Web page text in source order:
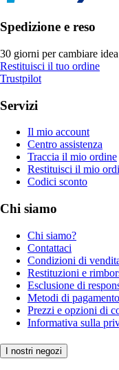
Spedizione e reso
30 giorni per cambiare idea
Restituisci il tuo ordine
Trustpilot
Servizi
Il mio account
Centro assistenza
Traccia il mio ordine
Restituisci il mio
Codici sconto
Chi siamo
Chi siamo?
Contattaci
Condizioni di
Restituzioni e
Esclusione di
Metodi di pagamento
Prezzi e opzioni di
Informativa sulla
I nostri negozi